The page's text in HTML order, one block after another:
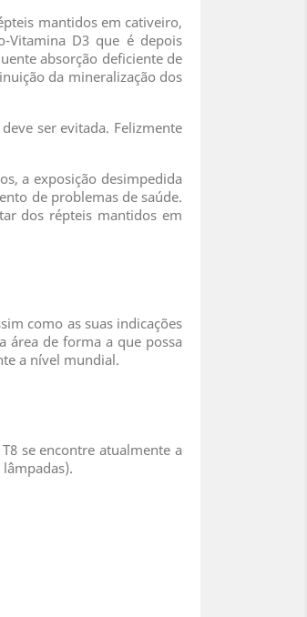
mantidos em cativeiro,
Vitamina D3 que é depois
absorção deficiente de
da mineralização dos
ser evitada. Felizmente
a exposição desimpedida
de problemas de saúde.
dos répteis mantidos em
como as suas indicações
área de forma a que possa
a nível mundial.
se encontre atualmente a